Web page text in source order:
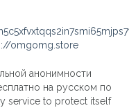
omgomg.store
анонимности
на русском по
service to protect itself